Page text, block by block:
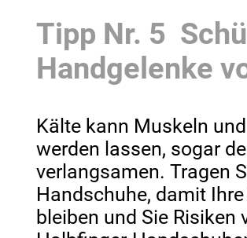
Tipp Nr. 5
Handgelenke
Kälte kann Muskeln
werden lassen, sogar
verlangsamen. Tragen
Handschuhe, damit
bleiben und Sie Risiken